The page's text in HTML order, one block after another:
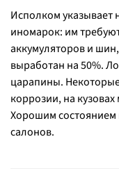
Исполком указывает
иномарок: им
аккумуляторов и
выработан на 50%.
царапины.
коррозии, на
Хорошим состоянием
салонов.